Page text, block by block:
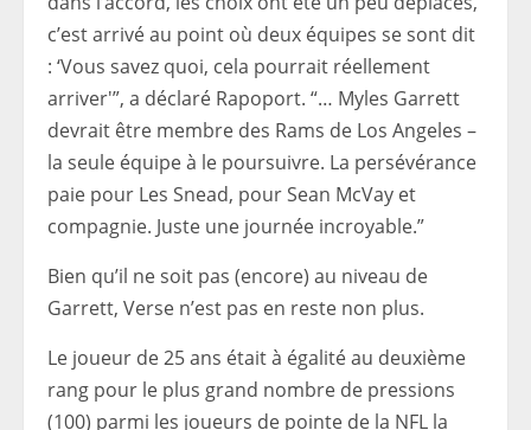
c’est arrivé au point où deux équipes se sont dit
: ‘Vous savez quoi, cela pourrait réellement
arriver'”, a déclaré Rapoport. “… Myles Garrett
devrait être membre des Rams de Los Angeles –
la seule équipe à le poursuivre. La persévérance
paie pour Les Snead, pour Sean McVay et
compagnie. Juste une journée incroyable.”
Bien qu’il ne soit pas (encore) au niveau de
Garrett, Verse n’est pas en reste non plus.
Le joueur de 25 ans était à égalité au deuxième
rang pour le plus grand nombre de pressions
(100) parmi les joueurs de pointe de la NFL la